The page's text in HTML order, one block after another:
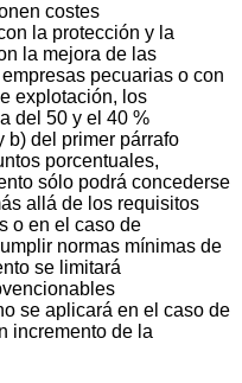
costes
la protección y la
la mejora de las
pecuarias o con
explotación, los
del 50 y el 40 %
b) del primer párrafo
porcentuales,
sólo podrá concederse
allá de los requisitos
o en el caso de
normas mínimas de
se limitará
se aplicará en el caso de
incremento de la